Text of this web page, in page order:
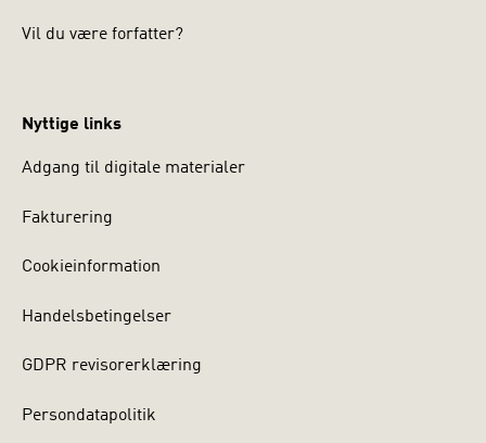
Vil du være forfatter?
Nyttige links
Adgang til digitale materialer
Fakturering
Cookieinformation
Handelsbetingelser
GDPR revisorerklæring
Persondatapolitik